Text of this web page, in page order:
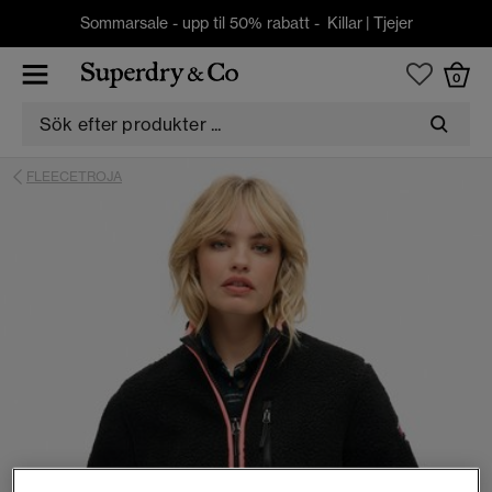
Sommarsale - upp til 50% rabatt - Killar| Tjejer
0
FLEECETROJA